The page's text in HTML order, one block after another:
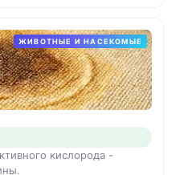
ЖИВОТНЫЕ И НАСЕКОМЫЕ
кислорода -